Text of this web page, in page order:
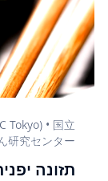
Tokyo) • 国立
研究センター
תזונה